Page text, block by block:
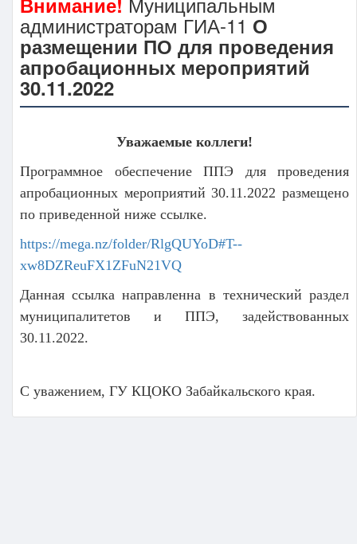
администраторам ГИА-11 О
размещении ПО для проведения
апробационных мероприятий
30.11.2022
Уважаемые коллеги!
Программное обеспечение ППЭ для проведения
апробационных мероприятий 30.11.2022 размещено
по приведенной ниже ссылке.
https://mega.nz/folder/RlgQUYoD#T--
xw8DZReuFX1ZFuN21VQ
Данная ссылка направленна в технический раздел
муниципалитетов и ППЭ, задействованных
30.11.2022.
С уважением, ГУ КЦОКО Забайкальского края.